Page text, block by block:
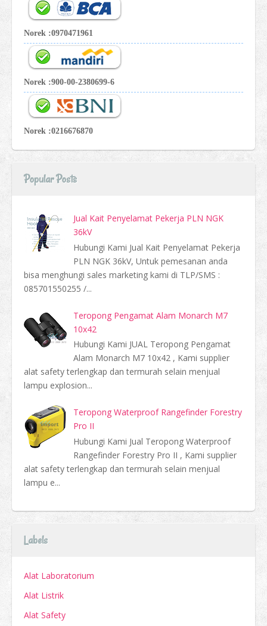
Norek :0970471961
Norek :900-00-2380699-6
Norek :0216676870
Popular Posts
Jual Kait Penyelamat Pekerja PLN NGK
36kV
Hubungi Kami Jual Kait Penyelamat Pekerja
PLN NGK 36kV, Untuk pemesanan anda
bisa menghungi sales marketing kami di TLP/SMS :
085701550255 /...
Teropong Pengamat Alam Monarch M7
10x42
Hubungi Kami JUAL Teropong Pengamat
Alam Monarch M7 10x42 , Kami supplier
alat safety terlengkap dan termurah selain menjual
lampu explosion...
Teropong Waterproof Rangefinder Forestry
Pro II
Hubungi Kami Jual Teropong Waterproof
Rangefinder Forestry Pro II , Kami supplier
alat safety terlengkap dan termurah selain menjual
lampu e...
Labels
Alat Laboratorium
Alat Listrik
Alat Safety